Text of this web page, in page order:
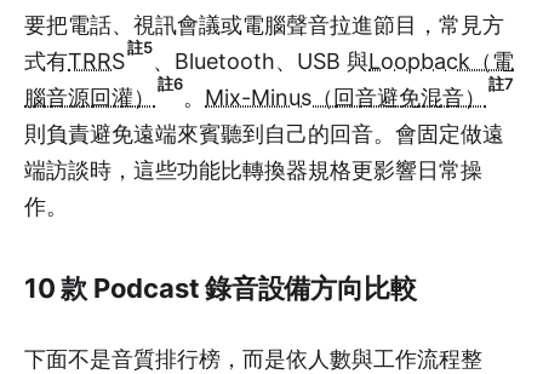
要把電話、視訊會議或電腦聲音拉進節目，常見方
式有TRRS
註5
、Bluetooth、USB 與Loopback（電
腦音源回灌）
註6
。 Mix-Minus（回音避免混音）
註7
則負責避免遠端來賓聽到自己的回音。會固定做遠
端訪談時，這些功能比轉換器規格更影響日常操
作。
10 款 Podcast 錄音設備方向比較
下面不是音質排行榜，而是依人數與工作流程整